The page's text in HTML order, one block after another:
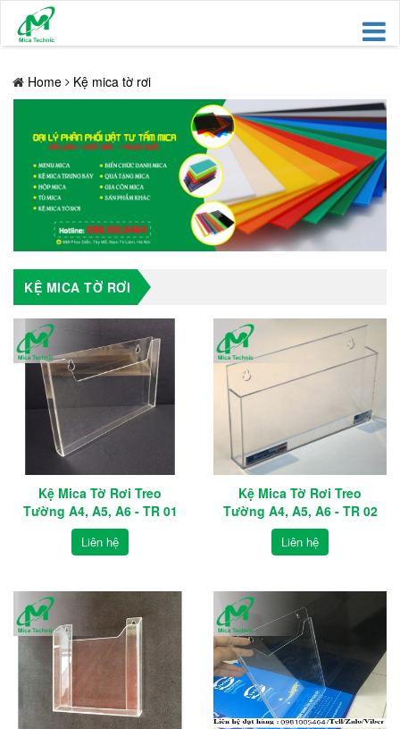
Home Kệ mica tờ rơi
KỆ MICA TỜ RƠI
Kệ Mica Tờ Rơi Treo
Tường A4, A5, A6 - TR 01
Liên hệ
Kệ Mica Tờ Rơi Treo
Tường A4, A5, A6 - TR 02
Liên hệ